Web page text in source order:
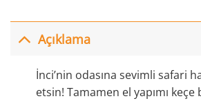
Açıklama
İnci’nin odasına sevimli safari
etsin! Tamamen el yapımı keçe